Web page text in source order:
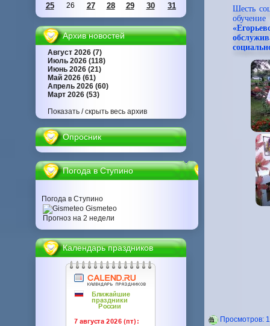
25 26 27 28 29 30 31
Архив новостей
Август 2026 (7)
Июль 2026 (118)
Июнь 2026 (21)
Май 2026 (61)
Апрель 2026 (60)
Март 2026 (53)
Показать / скрыть весь архив
Опросник
Погода в Ступино
Погода в Ступино
Gismeteo
Прогноз на 2 недели
Календарь праздников
Шесть
Проcмотров: